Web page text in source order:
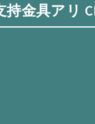
金具アリ